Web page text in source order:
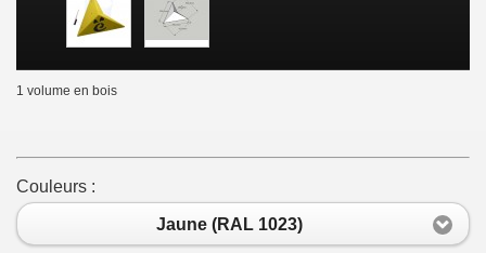
1 volume en bois
Couleurs :
Jaune (RAL 1023)